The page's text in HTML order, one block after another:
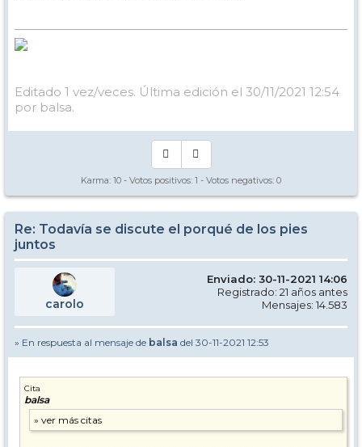
Editado 1 vez/veces. Última edición el 30/11/2021 12:54
por balsa.
Karma: 10 - Votos positivos: 1 - Votos negativos: 0
Re: Todavía se discute el porqué de los pies
juntos
carolo
Enviado: 30-11-2021 14:06
Registrado: 21 años antes
Mensajes: 14.583
» En respuesta al mensaje de balsa del 30-11-2021 12:53
Cita
balsa